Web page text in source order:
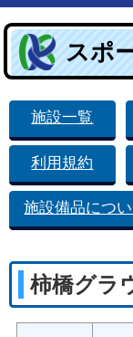
スポ
施設一覧
利用規約
施設備品につ
柿橋グラ